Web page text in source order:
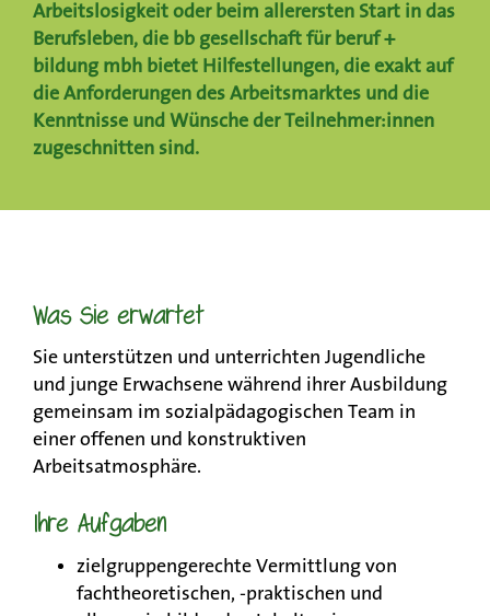
Arbeitslosigkeit oder beim allerersten Start in das
Berufsleben, die bb gesellschaft für beruf +
bildung mbh bietet Hilfestellungen, die exakt auf
die Anforderungen des Arbeitsmarktes und die
Kenntnisse und Wünsche der Teilnehmer:innen
zugeschnitten sind.
Was Sie erwartet
Sie unterstützen und unterrichten Jugendliche
und junge Erwachsene während ihrer Ausbildung
gemeinsam im sozialpädagogischen Team in
einer offenen und konstruktiven
Arbeitsatmosphäre.
Ihre Aufgaben
zielgruppengerechte Vermittlung von
fachtheoretischen, -praktischen und